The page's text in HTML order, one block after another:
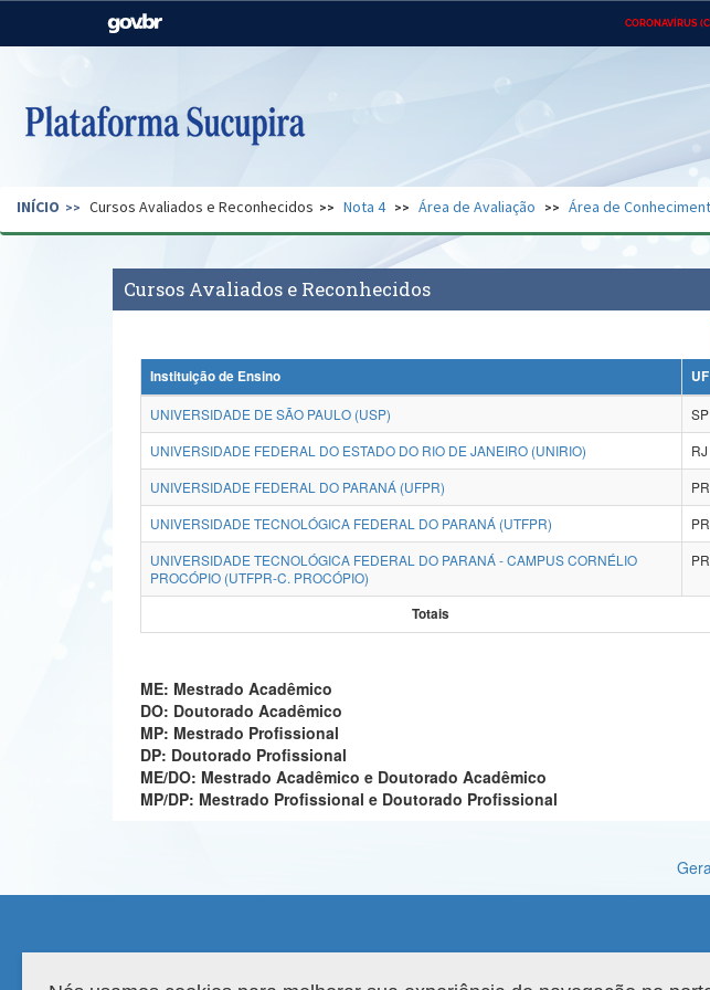
CORONAVÍRUS
Casa Civil
Pecuária e Abastecimento
Ministério do Desenvolvimento
Regional
Secretaria de Governo Gabinete de Segurança Advocacia-Geral da União
INÍCIO Cursos Avaliados e Reconhecidos Nota 4 Área de Avaliação Área de
Cursos Avaliados e Reconhecidos
Instituição de Ensino
UF
UNIVERSIDADE DE SÃO PAULO (USP)
SP
UNIVERSIDADE FEDERAL DO ESTADO DO RIO DE JANEIRO (UNIRIO)
RJ
UNIVERSIDADE FEDERAL DO PARANÁ (UFPR)
PR
UNIVERSIDADE TECNOLÓGICA FEDERAL DO PARANÁ (UTFPR)
PR
UNIVERSIDADE TECNOLÓGICA FEDERAL DO PARANÁ - CAMPUS CORNÉLIO
PROCÓPIO (UTFPR-C. PROCÓPIO)
PR
Totais
ME: Mestrado Acadêmico
DO: Doutorado Acadêmico
MP: Mestrado Profissional
DP: Doutorado Profissional
ME/DO: Mestrado Acadêmico e Doutorado Acadêmico
MP/DP: Mestrado Profissional e Doutorado Profissional